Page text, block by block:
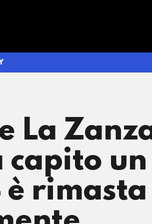
La
capito un
è rimasta